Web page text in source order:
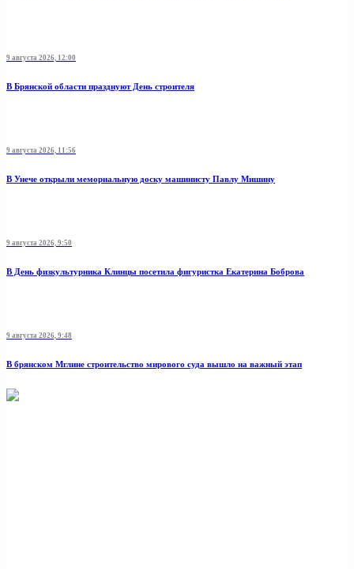
9 августа 2026, 12:00
В Брянской области празднуют День строителя
9 августа 2026, 11:56
В Унече открыли мемориальную доску машинисту Павлу Мишину
9 августа 2026, 9:50
В День физкультурника Клинцы посетила фигуристка Екатерина Боброва
9 августа 2026, 9:48
В брянском Мглине строительство мирового суда вышло на важный этап